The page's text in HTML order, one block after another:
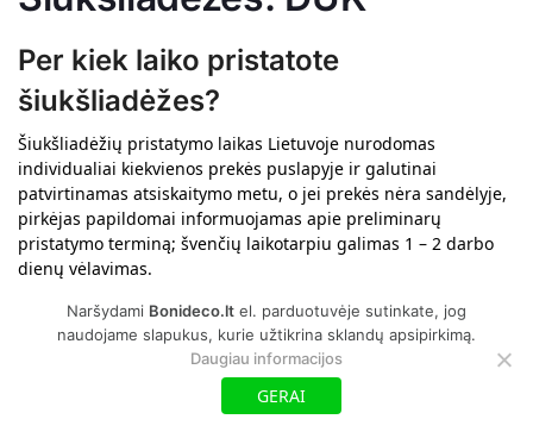
Per kiek laiko pristatote
šiukšliadėžes?
Šiukšliadėžių pristatymo laikas Lietuvoje nurodomas
individualiai kiekvienos prekės puslapyje ir galutinai
patvirtinamas atsiskaitymo metu, o jei prekės nėra sandėlyje,
pirkėjas papildomai informuojamas apie preliminarų
pristatymo terminą; švenčių laikotarpiu galimas 1 – 2 darbo
dienų vėlavimas.
Ar taikote nemokamą pristatymą?
Taip, taikome nemokamą pristatymą Lietuvoje visoms
prekėms, jei konkrečios prekės aprašyme nenurodyta kitaip.
Naršydami Bonideco.lt el. parduotuvėje sutinkate, jog
naudojame slapukus, kurie užtikrina sklandų apsipirkimą.
Daugiau informacijos
GERAI